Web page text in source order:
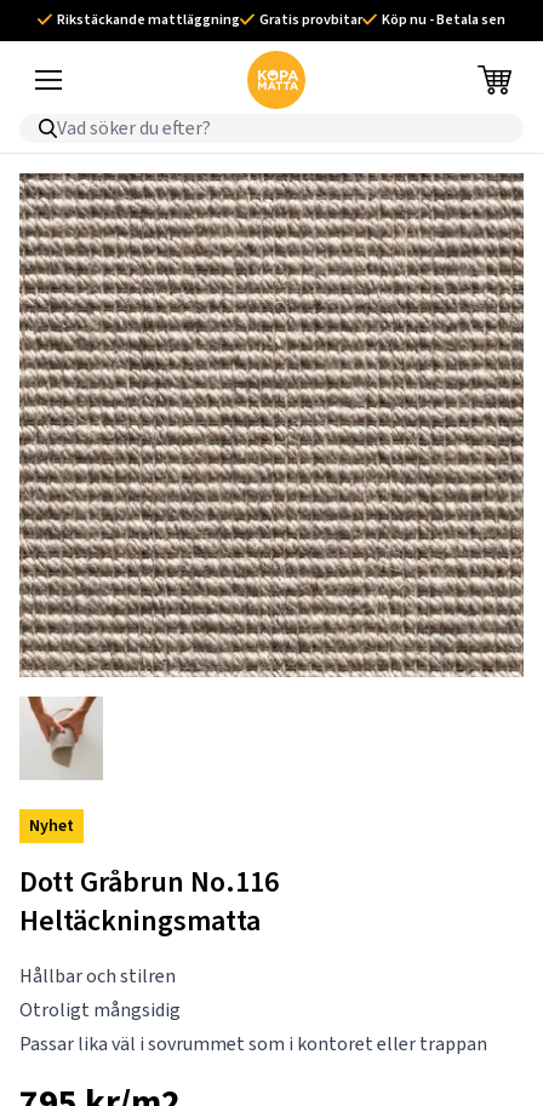
Rikstäckande mattläggning Gratis provbitar Köp nu - Betala sen
Nyhet
Dott Gråbrun No.116
Heltäckningsmatta
Hållbar och stilren
Otroligt mångsidig
Passar lika väl i sovrummet som i kontoret eller trappan